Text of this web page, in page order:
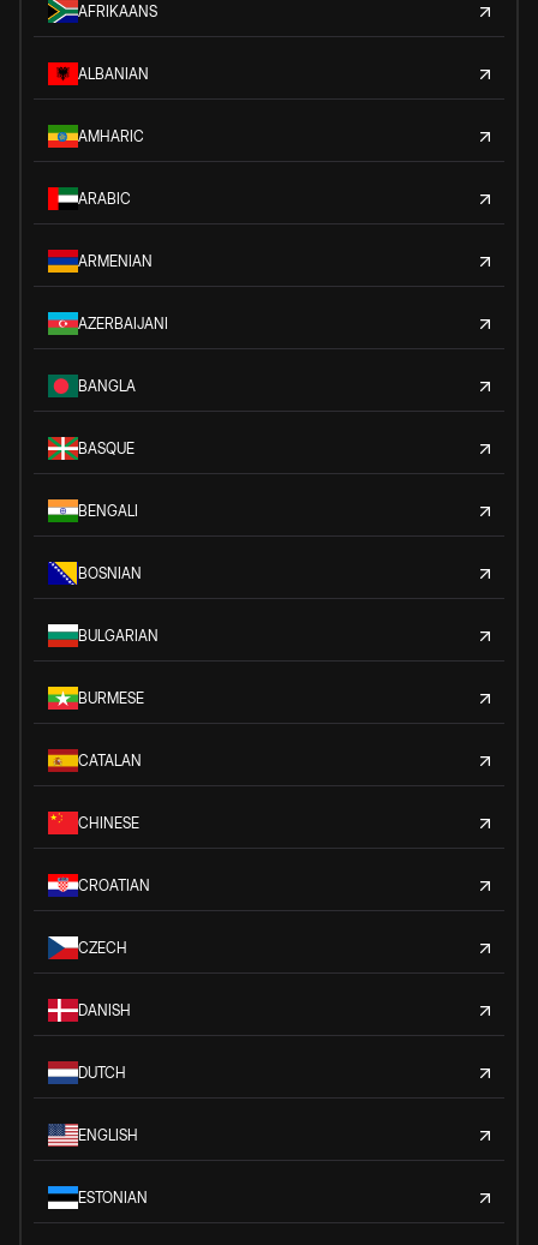
AFRIKAANS
ALBANIAN
AMHARIC
ARABIC
ARMENIAN
AZERBAIJANI
BANGLA
BASQUE
BENGALI
BOSNIAN
BULGARIAN
BURMESE
CATALAN
CHINESE
CROATIAN
CZECH
DANISH
DUTCH
ENGLISH
ESTONIAN